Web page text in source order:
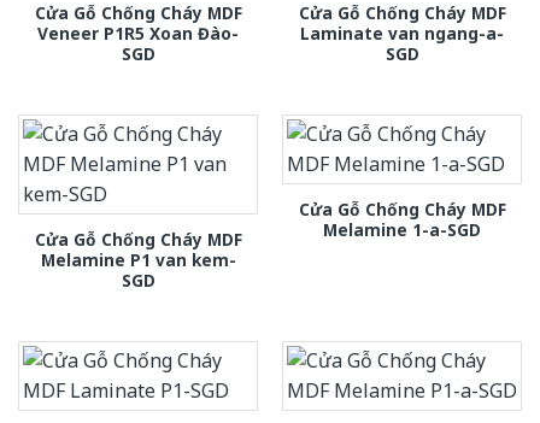
Cửa Gỗ Chống Cháy MDF
Veneer P1R5 Xoan Đào-
SGD
Cửa Gỗ Chống Cháy MDF
Laminate van ngang-a-
SGD
Cửa Gỗ Chống Cháy MDF
Melamine P1 van kem-
SGD
Cửa Gỗ Chống Cháy MDF
Melamine 1-a-SGD